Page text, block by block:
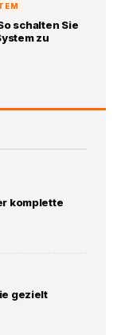
schalten Sie
zu
komplette
gezielt